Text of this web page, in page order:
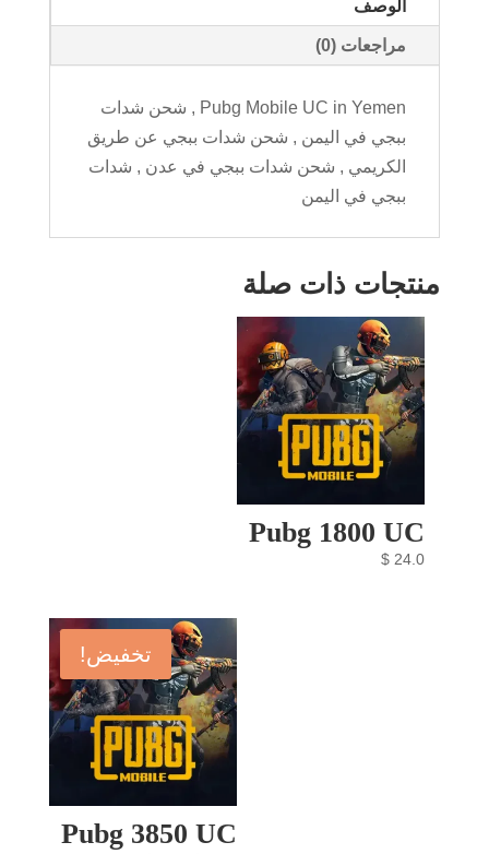
الوصف
مراجعات (0)
Pubg Mobile UC in Yemen , شحن شدات
ببجي في اليمن , شحن شدات ببجي عن طريق
الكريمي , شحن شدات ببجي في عدن , شدات
ببجي في اليمن
منتجات ذات صلة
Pubg 1800 UC
$24.0
تخفيض!
Pubg 3850 UC